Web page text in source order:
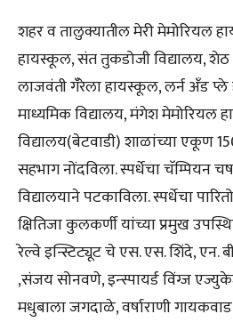
शहर व तालुक्यातील मेरी मेमोरियल
हायस्कूल, संत तुकडोजी विद्यालय, शेठ
लाजवंती गँरेला हायस्कूल, लर्न अँड
माध्यमिक विद्यालय, मंगेश मेमोरियल
विद्यालय(बेटवाडी) शाळांच्या एकूण 150
सहभाग नोंदविला. स्पर्धेचा चॅम्पियन
विद्यालयाने पटकाविला. स्पर्धेचा
क्षितिजा कुलकर्णी यांच्या प्रमुख
रेल्वे इन्स्टिट्यूट चे एस. एस. शिंदे, एन.
,संजय सोनवणे, इन्स्पायर्ड विंग्ज
मधुबाला जगदाळे, वर्षाराणी